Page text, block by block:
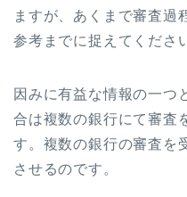
ますが、あくまで審査過
参考までに捉えてくださ
因みに有益な情報の一つ
合は複数の銀行にて審査
す。複数の銀行の審査を
させるのです。